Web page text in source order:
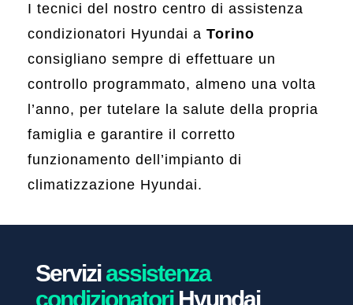
I tecnici del nostro centro di assistenza
condizionatori Hyundai a Torino
consigliano sempre di effettuare un
controllo programmato, almeno una volta
l’anno, per tutelare la salute della propria
famiglia e garantire il corretto
funzionamento dell’impianto di
climatizzazione Hyundai.
Serviziassistenza
condizionatoriHyundai